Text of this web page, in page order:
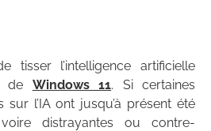
tisser l’intelligence artificielle
de Windows 11. Si certaines
sur l’IA ont jusqu’à présent été
distrayantes ou contre-